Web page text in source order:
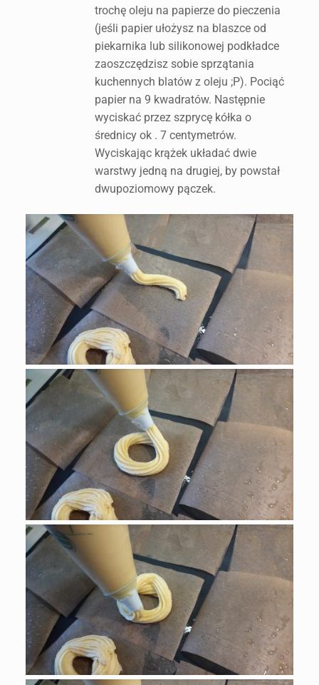
trochę oleju na papierze do pieczenia
(jeśli papier ułożysz na blaszce od
piekarnika lub silikonowej podkładce
zaoszczędzisz sobie sprzątania
kuchennych blatów z oleju ;P). Pociąć
papier na 9 kwadratów. Następnie
wyciskać przez szprycę kółka o
średnicy ok . 7 centymetrów.
Wyciskając krążek układać dwie
warstwy jedną na drugiej, by powstał
dwupoziomowy pączek.